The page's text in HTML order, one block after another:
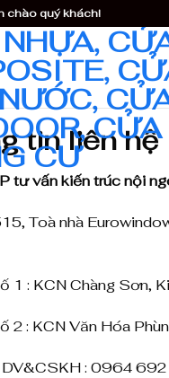
chào quý khách!
tin liên hệ
tư vấn kiến trúc nội
Toà nhà
1 : KCN Chàng Sơn,
2 : KCN Văn Hóa
DV&CSKH : 0964